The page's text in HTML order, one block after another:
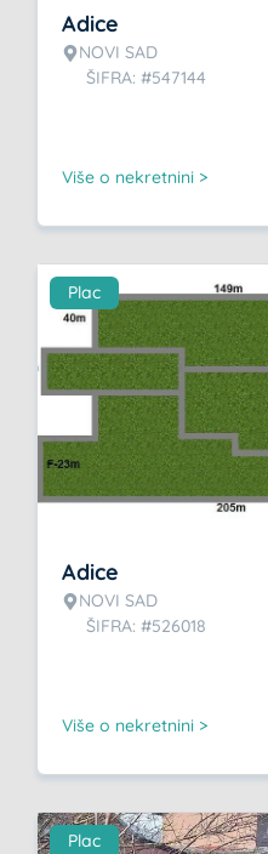
Adice
NOVI SAD
ŠIFRA: #547144
Više o nekretnini >
Plac
Adice
NOVI SAD
ŠIFRA: #526018
Više o nekretnini >
Plac